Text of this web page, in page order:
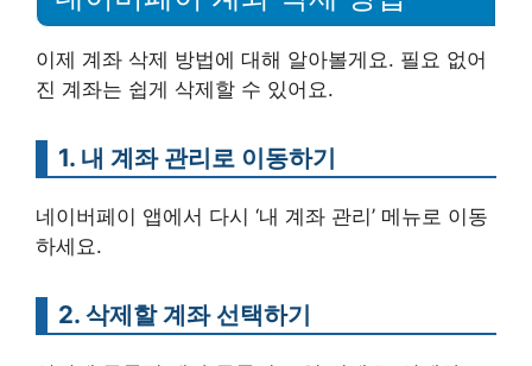
이제 계좌 삭제 방법에 대해 알아볼게요. 필요 없어
진 계좌는 쉽게 삭제할 수 있어요.
1. 내 계좌 관리로 이동하기
네이버페이 앱에서 다시 ‘내 계좌 관리’ 메뉴로 이동
하세요.
2. 삭제할 계좌 선택하기